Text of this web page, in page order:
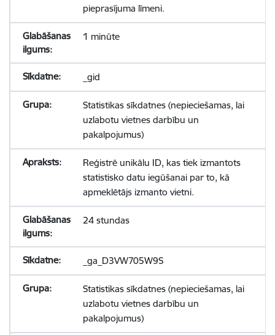
pieprasījuma līmeni.
1 minūte
_gid
Statistikas sīkdatnes (nepieciešamas, lai
uzlabotu vietnes darbību un
pakalpojumus)
Reģistrē unikālu ID, kas tiek izmantots
statistisko datu iegūšanai par to, kā
apmeklētājs izmanto vietni.
24 stundas
_ga_D3VW705W9S
Statistikas sīkdatnes (nepieciešamas, lai
uzlabotu vietnes darbību un
pakalpojumus)